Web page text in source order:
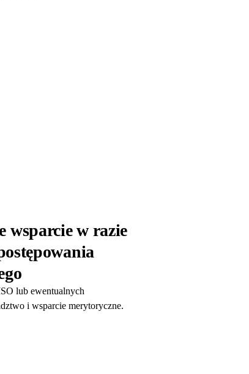
wsparcie w razie
lub ewentualnych
i wsparcie merytoryczne.